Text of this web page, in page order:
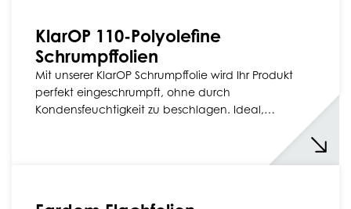
KlarOP 110-Polyolefine
Schrumpffolien
Mit unserer KlarOP Schrumpffolie wird Ihr Produkt
perfekt eingeschrumpft, ohne durch
Kondensfeuchtigkeit zu beschlagen. Ideal,…